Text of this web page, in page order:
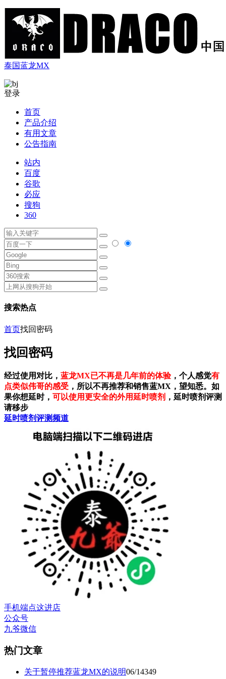
泰国蓝龙MX
登录
首页
产品介绍
有用文章
公告指南
站内
百度
谷歌
必应
搜狗
360
搜索热点
首页找回密码
找回密码
经过使用对比， 蓝龙MX已不再是几年前的体验，个人感觉有
点类似伟哥的感受 ，所以不再推荐和销售蓝MX，望知悉。如
果你想延时， 可以使用更安全的外用延时喷剂 ，延时喷剂评测
请移步
延时喷剂评测频道
手机端点这进店
公众号
九爷微信
热门文章
关于暂停推荐蓝龙MX的说明06/14349